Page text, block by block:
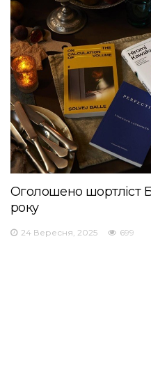
Оголошено шортліст
року
24 Вересня, 2025 699